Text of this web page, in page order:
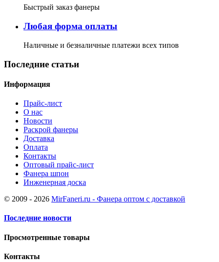
Быстрый заказ фанеры
Любая форма оплаты
Наличные и безналичные платежи всех типов
Последние статьи
Информация
Прайс-лист
О нас
Новости
Раскрой фанеры
Доставка
Оплата
Контакты
Оптовый прайс-лист
Фанера шпон
Инженерная доска
© 2009 - 2026 MirFaneri.ru - Фанера оптом с доставкой
Последние новости
Просмотренные товары
Контакты